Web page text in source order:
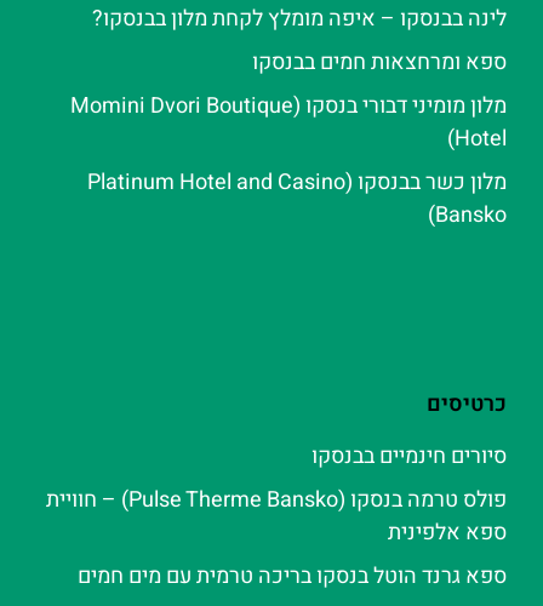
לינה בבנסקו – איפה מומלץ לקחת מלון בבנסקו?
ספא ומרחצאות חמים בבנסקו
מלון מומיני דבורי בנסקו (Momini Dvori Boutique
Hotel)
מלון כשר בבנסקו (Platinum Hotel and Casino
Bansko)
כרטיסים
סיורים חינמיים בבנסקו
פולס טרמה בנסקו (Pulse Therme Bansko) – חוויית
ספא אלפינית
ספא גרנד הוטל בנסקו בריכה טרמית עם מים חמים